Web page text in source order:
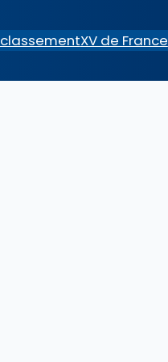
classementXV de France